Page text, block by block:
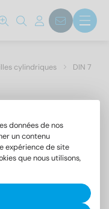
cylindriques DIN 7
données de nos
un contenu
expérience de site
que nous utilisons,